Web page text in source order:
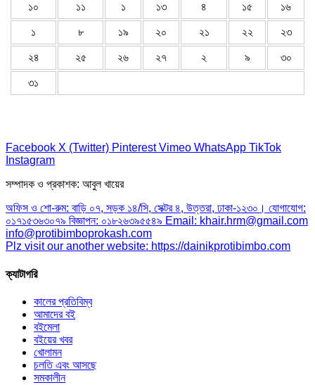
১০ ১১ ১ ১৩ ৪ ১৫ ১৬
১ ৮ ১৯ ২০ ২১ ২২ ২৩
২৪ ২৫ ২৬ ২৭ ২ ৯ ৩০
৩১
Facebook X (Twitter) Pinterest Vimeo WhatsApp TikTok
Instagram
সম্পাদক ও প্রকাশক: আবুল খায়ের
অফিস ও শো-রুম: বাড়ি ০৭, সড়ক ১৪/সি, সেক্টর ৪, উত্তরা, ঢাকা-১২৩০। যোগাযোগ:
০১৭১৫৩৬৩০৭৯ বিজ্ঞাপন: ০১৮২৬৩৯৫৫৪৯ Email: khair.hrm@gmail.com
info@protibimboprokash.com
Plz visit our another website: https://dainikprotibimbo.com
ক্যাটাগরি
কালের প্রতিবিম্ব
আমাদের বই
বইমেলা
বইয়ের খবর
খোলামন
চলতি এবং আসছে
সমকালীন